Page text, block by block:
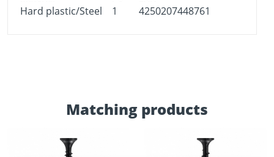
Hard plastic/Steel 1 4250207448761
Matching products